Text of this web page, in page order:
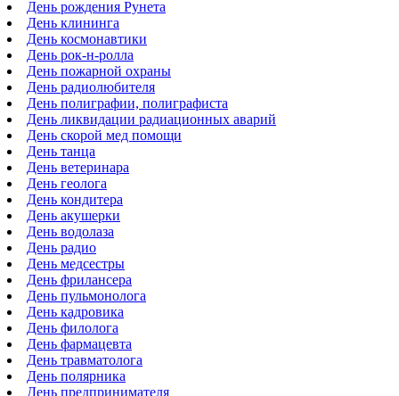
День рождения Рунета
День клининга
День космонавтики
День рок-н-ролла
День пожарной охраны
День радиолюбителя
День полиграфии, полиграфиста
День ликвидации радиационных аварий
День скорой мед помощи
День танца
День ветеринара
День геолога
День кондитера
День акушерки
День водолаза
День радио
День медсестры
День фрилансера
День пульмонолога
День кадровика
День филолога
День фармацевта
День травматолога
День полярника
День предпринимателя